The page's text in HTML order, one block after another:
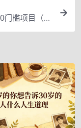
门槛项目（付